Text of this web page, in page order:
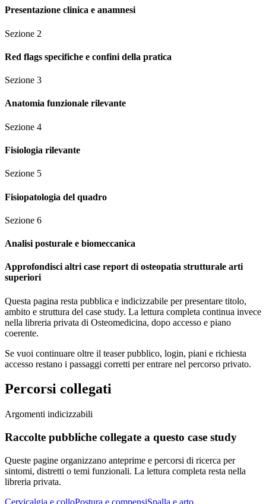
Presentazione clinica e anamnesi
Sezione 2
Red flags specifiche e confini della pratica
Sezione 3
Anatomia funzionale rilevante
Sezione 4
Fisiologia rilevante
Sezione 5
Fisiopatologia del quadro
Sezione 6
Analisi posturale e biomeccanica
Approfondisci altri case report di osteopatia strutturale arti
superiori
Questa pagina resta pubblica e indicizzabile per presentare titolo,
ambito e struttura del case study. La lettura completa continua invece
nella libreria privata di Osteomedicina, dopo accesso e piano
coerente.
Se vuoi continuare oltre il teaser pubblico, login, piani e richiesta
accesso restano i passaggi corretti per entrare nel percorso privato.
Percorsi collegati
Argomenti indicizzabili
Raccolte pubbliche collegate a questo case study
Queste pagine organizzano anteprime e percorsi di ricerca per
sintomi, distretti o temi funzionali. La lettura completa resta nella
libreria privata.
Cervicalgia e colloPostura e compensiSpalla e arto